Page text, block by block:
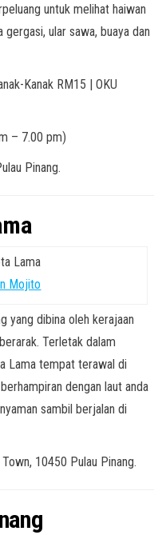
untuk melihat haiwan
ular sawa, buaya dan
Kanak RM15 | OKU
– 7.00 pm)
Pinang.
Mojito
yang dibina oleh kerajaan
Terletak dalam
Lama tempat terawal di
dengan laut anda
sambil berjalan di
10450 Pulau Pinang.